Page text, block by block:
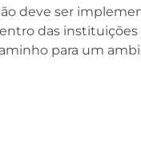
deve ser
das instituições
para um